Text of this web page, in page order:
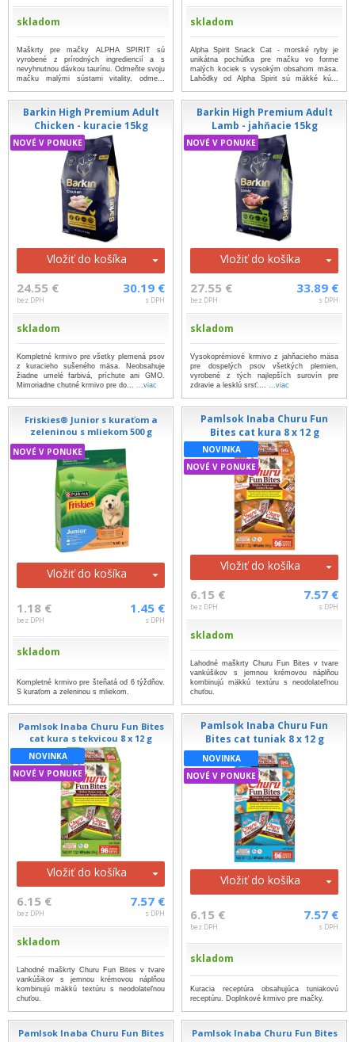
skladom
Maškrty pre mačky ALPHA SPIRIT sú
vyrobené z prírodných ingrediencií a s
nevyhnutnou dávkou taurínu. Odmeňte svoju
mačku malými sústami vitality, odme...
skladom
Alpha Spirit Snack Cat - morské ryby je
unikátna pochúťka pre mačku vo forme
malých kociek s vysokým obsahom mäsa.
Lahôdky od Alpha Spirit sú mäkké kú...
Barkin High Premium Adult
Chicken - kuracie 15kg
NOVÉ V PONUKE
Vložiť do košíka
24.55 €
bez DPH
30.19 €
s DPH
skladom
Kompletné krmivo pre všetky plemená psov
z kuracieho sušeného mäsa. Neobsahuje
žiadne umelé farbivá, príchute ani GMO.
Mimoriadne chutné krmivo pre do... ...viac
Barkin High Premium Adult
Lamb - jahňacie 15kg
NOVÉ V PONUKE
Vložiť do košíka
27.55 €
bez DPH
33.89 €
s DPH
skladom
Vysokoprémiové krmivo z jahňacieho mäsa
pre dospelých psov všetkých plemien,
vyrobené z tých najlepších surovín pre
zdravie a lesklú srsť.... ...viac
Friskies® Junior s kuraťom a
zeleninou s mliekom 500 g
NOVÉ V PONUKE
Vložiť do košíka
1.18 €
bez DPH
1.45 €
s DPH
skladom
Kompletné krmivo pre šteňatá od 6 týždňov.
S kuraťom a zeleninou s mliekom.
Pamlsok Inaba Churu Fun
Bites cat kura 8 x 12 g
NOVINKA
NOVÉ V PONUKE
Vložiť do košíka
6.15 €
bez DPH
7.57 €
s DPH
skladom
Lahodné maškrty Churu Fun Bites v tvare
vankúšikov s jemnou krémovou náplňou
kombinujú mäkkú textúru s neodolateľnou
chuťou.
Pamlsok Inaba Churu Fun Bites
cat kura s tekvicou 8 x 12 g
NOVINKA
NOVÉ V PONUKE
Vložiť do košíka
6.15 €
bez DPH
7.57 €
s DPH
skladom
Lahodné maškrty Churu Fun Bites v tvare
vankúšikov s jemnou krémovou náplňou
kombinujú mäkkú textúru s neodolateľnou
chuťou.
Pamlsok Inaba Churu Fun
Bites cat tuniak 8 x 12 g
NOVINKA
NOVÉ V PONUKE
Vložiť do košíka
6.15 €
bez DPH
7.57 €
s DPH
skladom
Kuracia receptúra obsahujúca tuniakovú
receptúru. Doplnkové krmivo pre mačky.
Pamlsok Inaba Churu Fun Bites
Pamlsok Inaba Churu Fun Bites